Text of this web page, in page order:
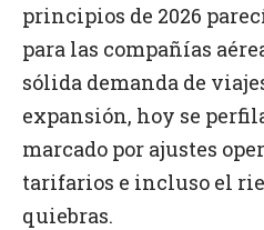
principios de 2026
para las compañías
sólida demanda de
expansión, hoy se
marcado por ajustes
tarifarios e incluso el
quiebras.